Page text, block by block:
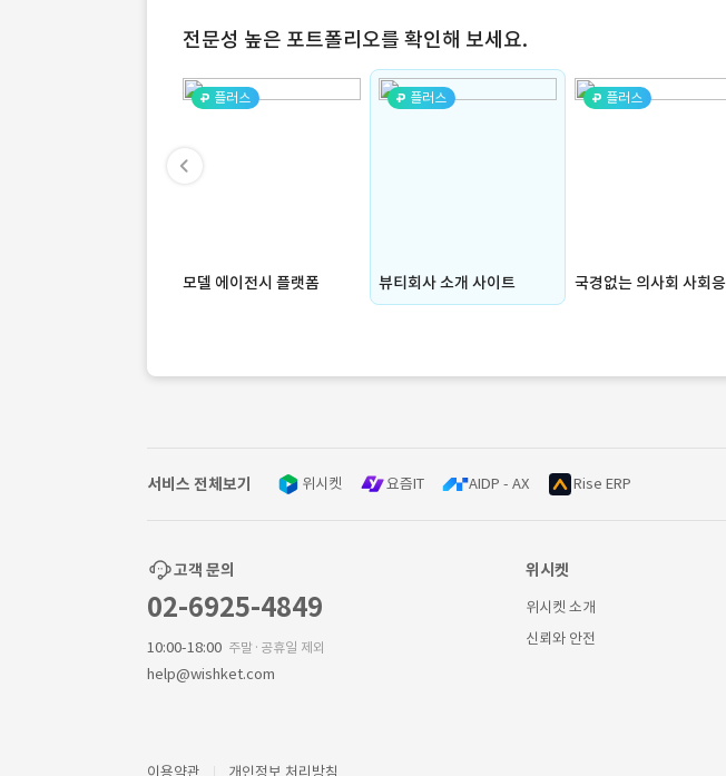
전문성 높은 포트폴리오를 확인해 보세요.
플러스
모델 에이전시 플랫폼
플러스
뷰티회사 소개 사이트
플러스
서비스 전체보기 위시켓 요즘IT AIDP - AX Rise ERP
고객 문의
02-6925-4849
10:00-18:00 주말·공휴일 제외
help@wishket.com
위시켓
위시켓 소개
신뢰와 안전
이용약관 개인정보 처리방침